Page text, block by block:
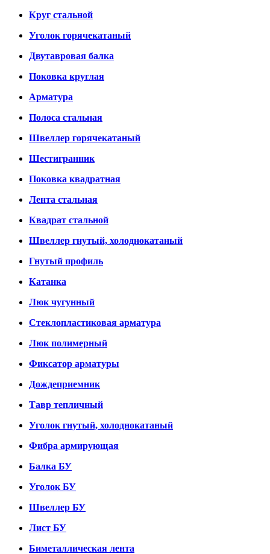
Круг стальной
Уголок горячекатаный
Двутавровая балка
Поковка круглая
Арматура
Полоса стальная
Швеллер горячекатаный
Шестигранник
Поковка квадратная
Лента стальная
Квадрат стальной
Швеллер гнутый, холоднокатаный
Гнутый профиль
Катанка
Люк чугунный
Стеклопластиковая арматура
Люк полимерный
Фиксатор арматуры
Дождеприемник
Тавр тепличный
Уголок гнутый, холоднокатаный
Фибра армирующая
Балка БУ
Уголок БУ
Швеллер БУ
Лист БУ
Биметаллическая лента